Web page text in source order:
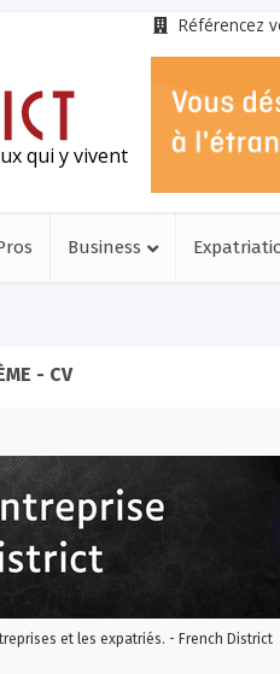
Référencez
qui y vivent
Business
- CV
et les expatriés. - French District